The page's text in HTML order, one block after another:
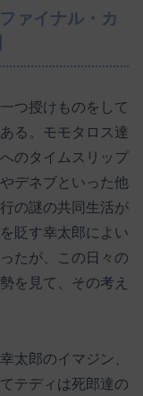
ァイナル・カ
つ授けものをして
る。モモタロス達
のタイムスリップ
デネブといった他
の謎の共同生活が
貶す幸太郎によい
たが、この日々の
を見て、その考え
太郎のイマジン、
テディは死郎達の